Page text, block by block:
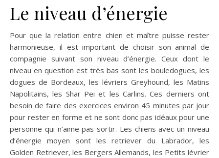
Le niveau d’énergie
Pour que la relation entre chien et maître puisse rester
harmonieuse, il est important de choisir son animal de
compagnie suivant son niveau d’énergie. Ceux dont le
niveau en question est très bas sont les bouledogues, les
dogues de Bordeaux, les lévriers Greyhound, les Matins
Napolitains, les Shar Pei et les Carlins. Ces derniers ont
besoin de faire des exercices environ 45 minutes par jour
pour rester en forme et ne sont donc pas idéaux pour une
personne qui n’aime pas sortir. Les chiens avec un niveau
d’énergie moyen sont les retriever du Labrador, les
Golden Retriever, les Bergers Allemands, les Petits lévrier